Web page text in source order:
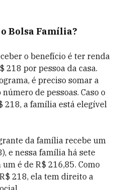
Bolsa Família?
o benefício é ter renda
218 por pessoa da casa.
é preciso somar a
de pessoas. Caso o
218, a família está elegível
da família recebe um
e nessa família há sete
é de R$ 216,85. Como
218, ela tem direito a